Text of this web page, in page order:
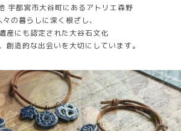
宇都宮市大谷町にあるアトリエ森野
々の暮らしに深く根ざし、
産にも認定された大谷石文化
創造的な出会いを大切にしています。